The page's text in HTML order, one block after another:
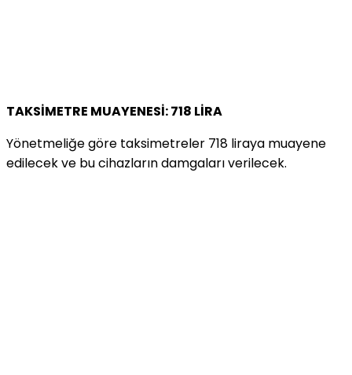
TAKSİMETRE MUAYENESİ: 718 LİRA
Yönetmeliğe göre taksimetreler 718 liraya muayene
edilecek ve bu cihazların damgaları verilecek.